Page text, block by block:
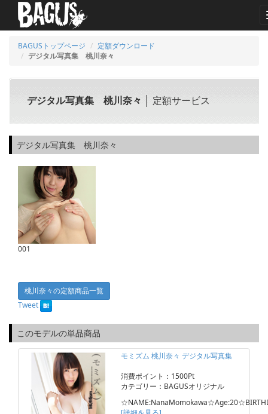
BAGUSトップページ
定額ダウンロード
デジタル写真集 桃川奈々
デジタル写真集 桃川奈々 │ 定額サービス
デジタル写真集 桃川奈々
001
桃川奈々の定額商品一覧
Tweet
このモデルの単品商品
モミズム 桃川奈々 デジタル写真集
消費ポイント：1500Pt
カテゴリー：BAGUSオリジナル